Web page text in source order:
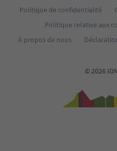
Politique de confidentialité
Politique relative aux
À propos de nous
© 2026